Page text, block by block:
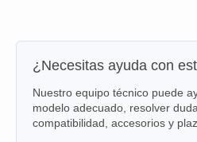
¿Necesitas ayuda con
Nuestro equipo técnico puede
modelo adecuado, resolver
compatibilidad, accesorios y